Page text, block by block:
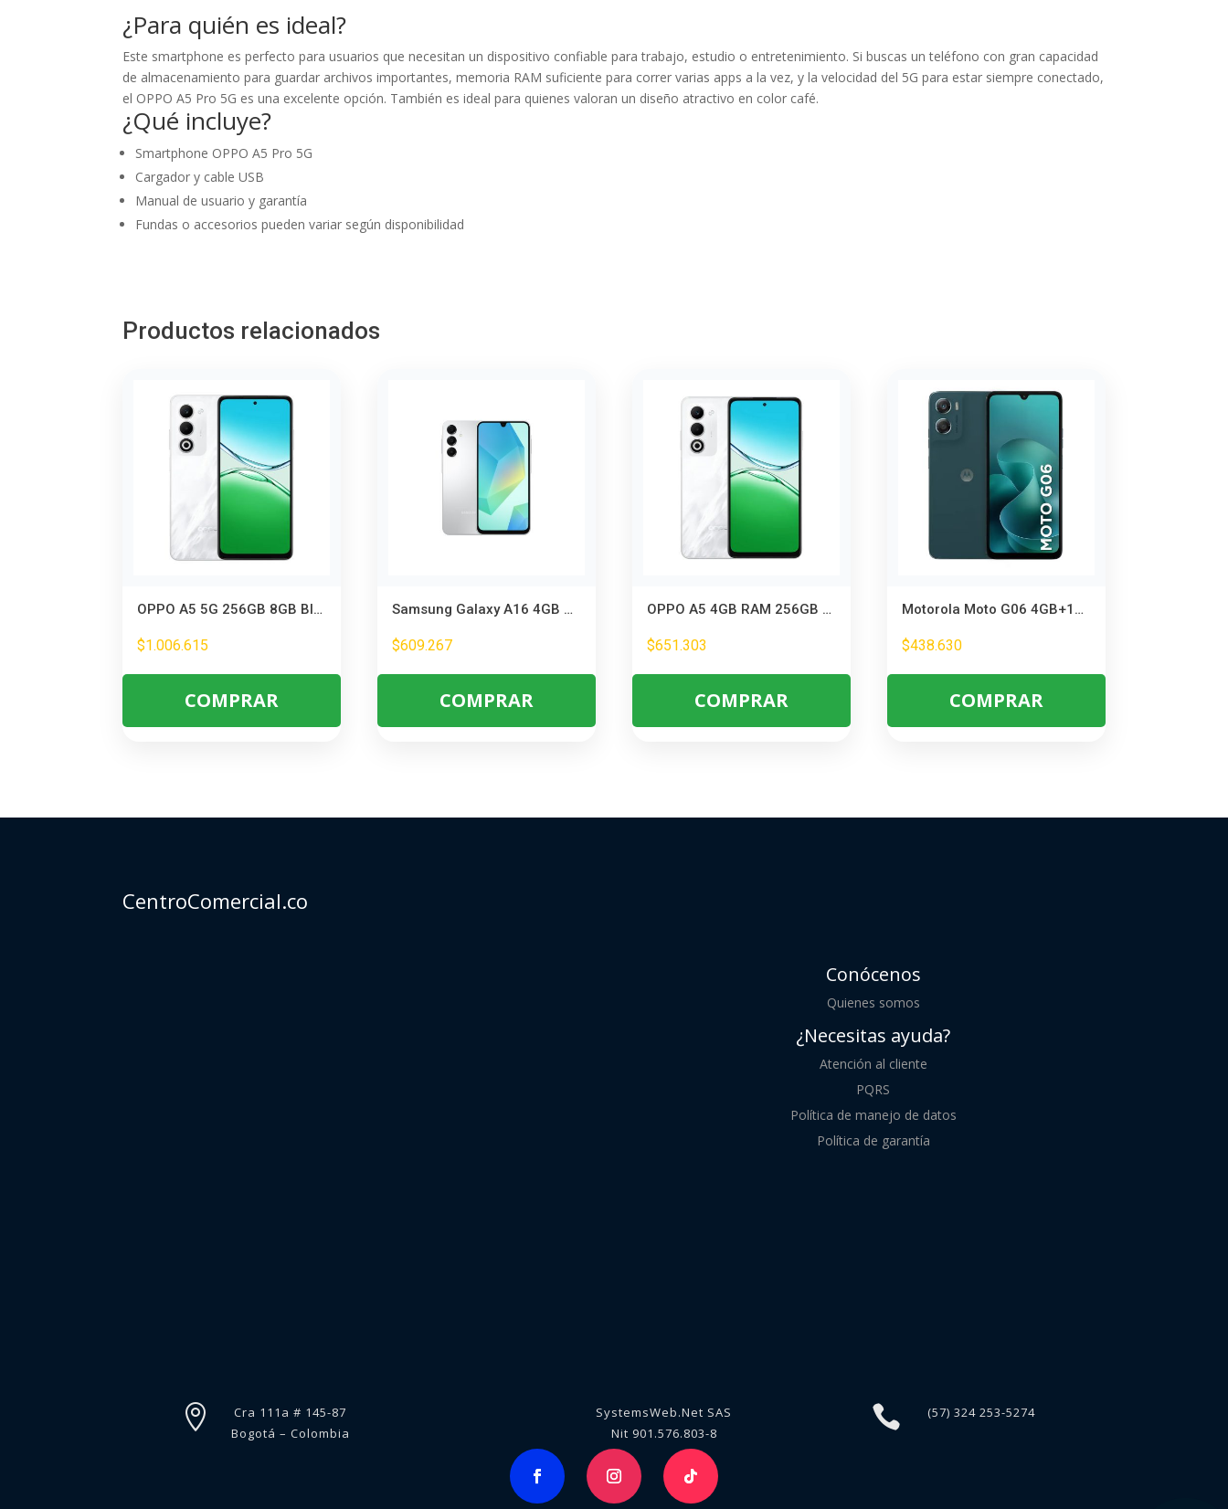
¿Para quién es ideal?
Este smartphone es perfecto para usuarios que necesitan un dispositivo confiable para trabajo, estudio o entretenimiento. Si buscas un teléfono con gran capacidad
de almacenamiento para guardar archivos importantes, memoria RAM suficiente para correr varias apps a la vez, y la velocidad del 5G para estar siempre conectado,
el OPPO A5 Pro 5G es una excelente opción. También es ideal para quienes valoran un diseño atractivo en color café.
¿Qué incluye?
Smartphone OPPO A5 Pro 5G
Cargador y cable USB
Manual de usuario y garantía
Fundas o accesorios pueden variar según disponibilidad
Productos relacionados
OPPO A5 5G 256GB 8GB Blanco – Smartphone con Gran Almacenamiento y 5G
$1.006.615
COMPRAR
Samsung Galaxy A16 4GB RAM 128GB Gris – Smartphone con Pantalla HD+ y Batería Larga Duración
$609.267
COMPRAR
OPPO A5 4GB RAM 256GB Almacenamiento – Smartphone Blanco 4G
$651.303
COMPRAR
Motorola Moto G06 4GB+128GB Azul – Smartphone con Memoria Expandible
$438.630
COMPRAR
CentroComercial.co
Conócenos
Quienes somos
¿Necesitas ayuda?
Atención al cliente
PQRS
Política de manejo de datos
Política de garantía

Cra 111a # 145-87
Bogotá – Colombia
SystemsWeb.Net SAS
Nit 901.576.803-8
 (57) 324 253-5274